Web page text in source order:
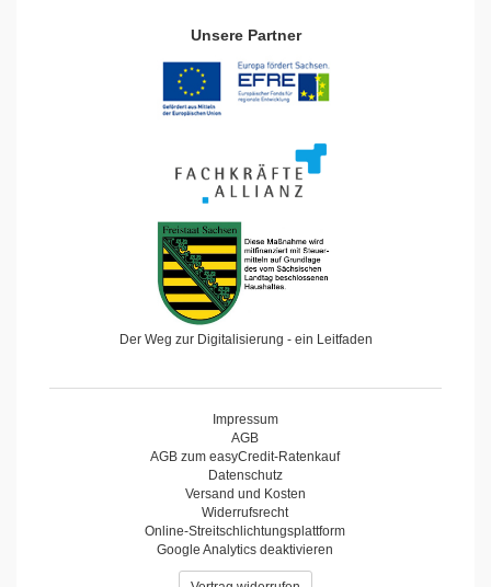
Unsere Partner
Der Weg zur Digitalisierung - ein Leitfaden
Impressum
AGB
AGB zum easyCredit-Ratenkauf
Datenschutz
Versand und Kosten
Widerrufsrecht
Online-Streitschlichtungsplattform
Google Analytics deaktivieren